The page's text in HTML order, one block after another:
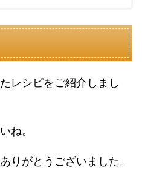
レシピをご紹介しまし
ね。
りがとうございました。